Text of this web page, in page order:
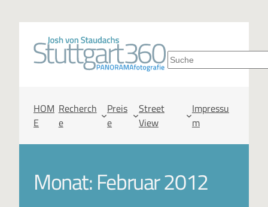
S
h
n
HOM
E
Recherch
e
Preis
e
Street
View
Impressu
m
Monat:Februar 2012